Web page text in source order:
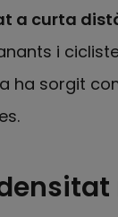
a curta
i
ha sorgit